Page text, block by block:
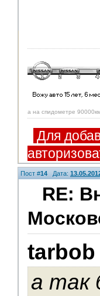
а на спидометре
Для
Пост #14Дата:
RE:
tarbob
а так